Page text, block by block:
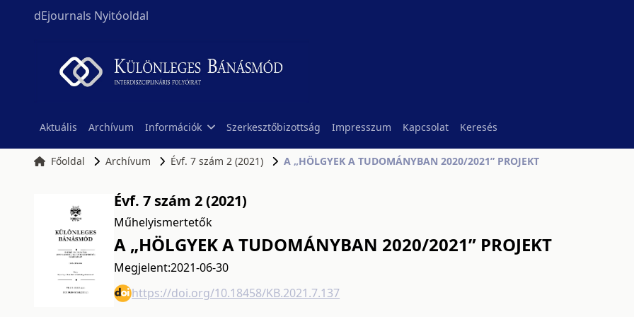
dEjournals Nyitóoldal
Aktuális Archívum Információk Szerkesztőbizottság Impresszum Kapcsolat Keresés
Főoldal Archívum Évf. 7 szám 2 (2021) A „HÖLGYEK A TUDOMÁNYBAN 2020/2021” PROJEKT
Évf. 7 szám 2 (2021)
Műhelyismertetők
A „HÖLGYEK A TUDOMÁNYBAN 2020/2021” PROJEKT
Megjelent:2021-06-30
https://doi.org/10.18458/KB.2021.7.137